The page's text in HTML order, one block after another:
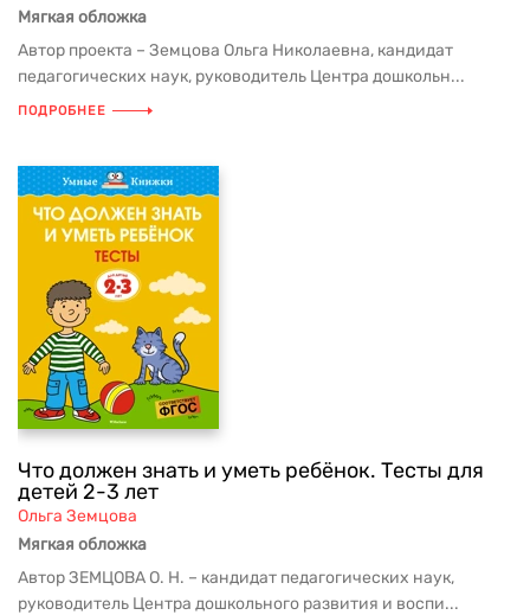
Мягкая обложка
Автор проекта – Земцова Ольга Николаевна, кандидат
педагогических наук, руководитель Центра дошкольн...
ПОДРОБНЕЕ
Что должен знать и уметь ребёнок. Тесты для
детей 2-3 лет
Ольга Земцова
Мягкая обложка
Автор ЗЕМЦОВА О. Н. – кандидат педагогических наук,
руководитель Центра дошкольного развития и воспи...